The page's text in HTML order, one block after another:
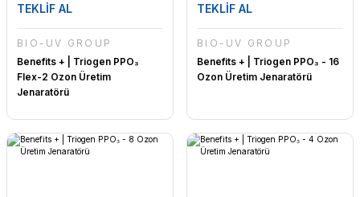
TEKLİF AL
BİO-UV GROUP
Benefits + | Triogen PPO₃
Flex-2 Ozon Üretim
Jenaratörü
TEKLİF AL
BİO-UV GROUP
Benefits + | Triogen PPO₃ - 16
Ozon Üretim Jenaratörü